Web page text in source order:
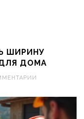
Узнайте, как
любой
ШИРИНУ
ДОМА